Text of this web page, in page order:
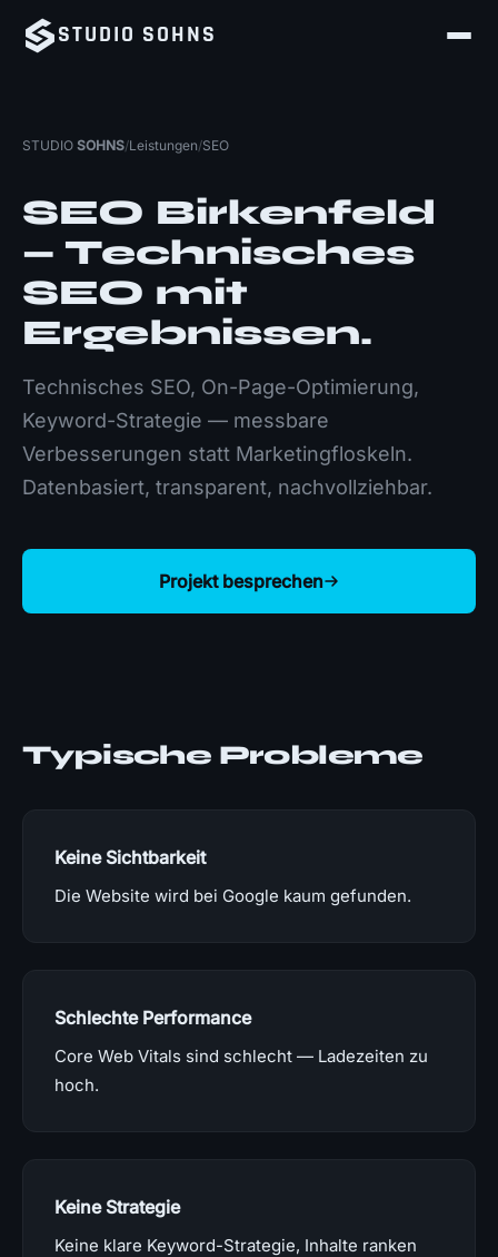
STUDIO SOHNS
STUDIO SOHNS/Leistungen/SEO
SEO Birkenfeld
— Technisches
SEO mit
Ergebnissen.
Technisches SEO, On-Page-Optimierung,
Keyword-Strategie — messbare
Verbesserungen statt Marketingfloskeln.
Datenbasiert, transparent, nachvollziehbar.
Projekt besprechen
Typische Probleme
Keine Sichtbarkeit
Die Website wird bei Google kaum gefunden.
Schlechte Performance
Core Web Vitals sind schlecht — Ladezeiten zu
hoch.
Keine Strategie
Keine klare Keyword-Strategie, Inhalte ranken